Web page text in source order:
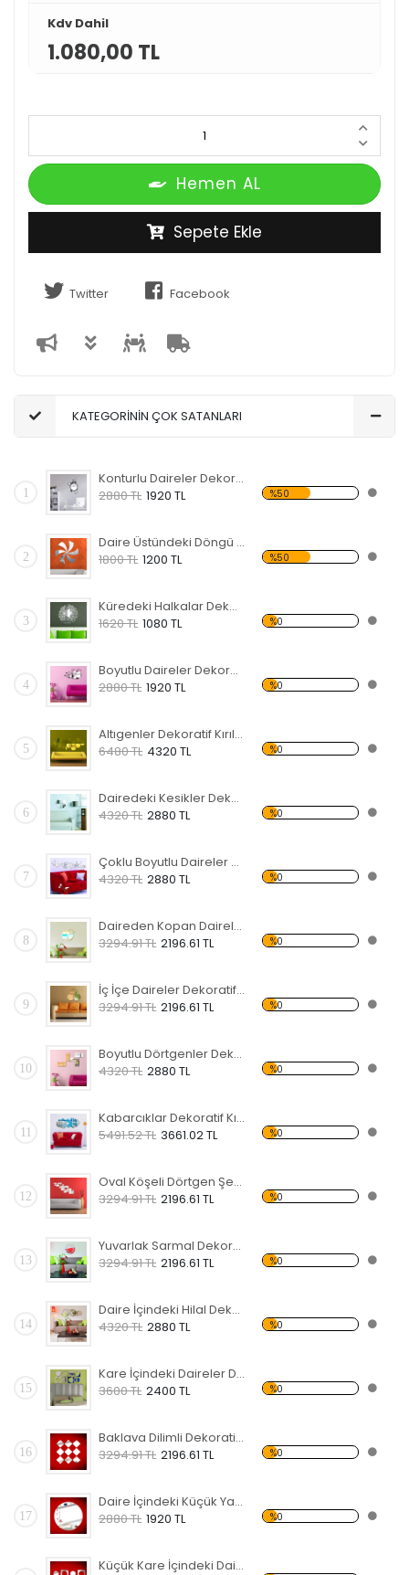
Kdv Dahil
1.080,00 TL
Hemen AL
Sepete Ekle
Twitter Facebook
KATEGORİNİN ÇOK SATANLARI
1
Konturlu Daireler Dekoratif Kırılmaz Ayna
2880 TL 1920 TL %50
2
Daire Üstündeki Döngü Dekoratif Kırılmaz Ayna
1800 TL 1200 TL %50
3
Küredeki Halkalar Dekoratif Kırılmaz Ayna
1620 TL 1080 TL %0
4
Boyutlu Daireler Dekoratif Kırılmaz Ayna
2880 TL 1920 TL %0
5
Altıgenler Dekoratif Kırılmaz Ayna
6480 TL 4320 TL %0
6
Dairedeki Kesikler Dekoratif Kırılmaz Ayna
4320 TL 2880 TL %0
7
Çoklu Boyutlu Daireler Dekoratif Kırılmaz Ayna
4320 TL 2880 TL %0
8
Daireden Kopan Daireler Dekoratif Kırılmaz Ayna
3294.91 TL 2196.61 TL %0
9
İç İçe Daireler Dekoratif Kırılmaz Ayna
3294.91 TL 2196.61 TL %0
10
Boyutlu Dörtgenler Dekoratif Kırılmaz Ayna
4320 TL 2880 TL %0
11
Kabarcıklar Dekoratif Kırılmaz Ayna
5491.52 TL 3661.02 TL %0
12
Oval Köşeli Dörtgen Şekilli Dekoratif Kırılmaz Ayna
3294.91 TL 2196.61 TL %0
13
Yuvarlak Sarmal Dekoratif Kırılmaz Ayna
3294.91 TL 2196.61 TL %0
14
Daire İçindeki Hilal Dekoratif Kırılmaz Ayna
4320 TL 2880 TL %0
15
Kare İçindeki Daireler Dekoratif Kırılmaz Ayna
3600 TL 2400 TL %0
16
Baklava Dilimli Dekoratif Kırılmaz Ayna
3294.91 TL 2196.61 TL %0
17
Daire İçindeki Küçük Yapraklar Dekoratif Kırılmaz Ayna
2880 TL 1920 TL %0
Küçük Kare İçindeki Daireler Dekoratif Kırılmaz Ayna